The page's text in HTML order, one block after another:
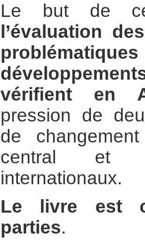
Le but de
l’évaluation
vérifient en
pression de
de
central et
internationaux.
Le livre est
parties.